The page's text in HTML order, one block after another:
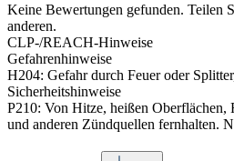
Keine Bewertungen gefunden. Teilen
anderen.
CLP-/REACH-Hinweise
Gefahrenhinweise
H204: Gefahr durch Feuer oder
Sicherheitshinweise
P210: Von Hitze, heißen Oberflächen,
und anderen Zündquellen fernhalten.